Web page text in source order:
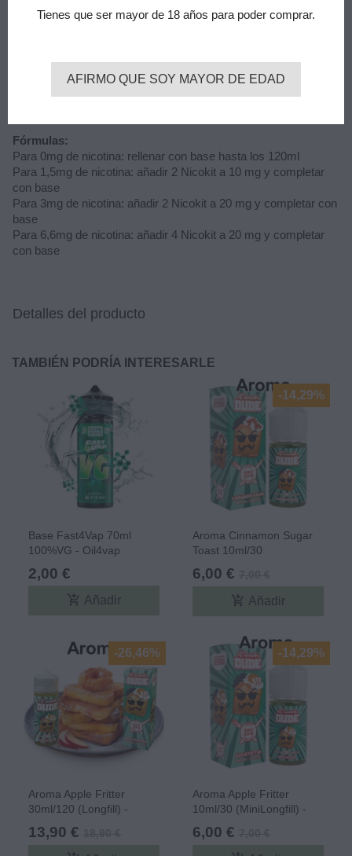
Advertencia: este producto es un aroma y debe diluirse con
Los formatos longfill vienen en bote de 120ml, con 30ml de
aroma para mezclar con base y nicotina a gusto.
La mezcla es fácil y se obtiene hasta 120ml de líquido, con
Fórmulas:
Para 0mg de nicotina: rellenar con base hasta los 120ml
Para 1,5mg de nicotina: añadir 2 Nicokit a 10 mg y completar
con base
Para 3mg de nicotina: añadir 2 Nicokit a 20 mg y completar con
base
Para 6,6mg de nicotina: añadir 4 Nicokit a 20 mg y completar
con base
Detalles del producto
TAMBIÉN PODRÍA INTERESARLE
Base Fast4Vap 70ml
100%VG - Oil4vap
2,00 €
add_shopping_cart Añadir
Aroma Cinnamon Sugar
Toast 10ml/30
(MiniLongfill) - French
Dude
6,00 €
add_shopping_cart Añadir
-14,29%
Aroma Apple Fritter
30ml/120 (Longfill) -
13,90 €
-26,46%
Aroma Apple Fritter
10ml/30 (MiniLongfill) -
6,00 €
-14,29%
Tienes que ser mayor de 18 años para poder comprar.
AFIRMO QUE SOY MAYOR DE EDAD